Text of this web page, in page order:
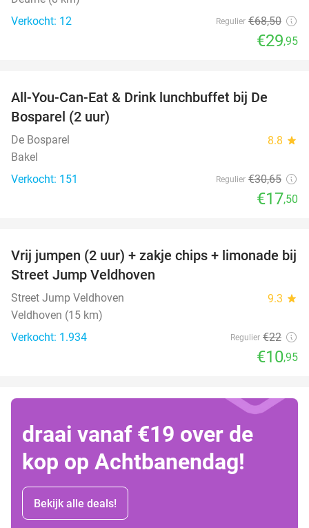
Verkocht: 12
Regulier €68,50
€29,95
43%
All-You-Can-Eat & Drink lunchbuffet bij De
Bosparel (2 uur)
De Bosparel 8.8 star
Bakel
Verkocht: 151
Regulier €30,65
€17,50
50%
Vrij jumpen (2 uur) + zakje chips + limonade bij
Street Jump Veldhoven
Street Jump Veldhoven 9.3 star
Veldhoven (15 km)
Verkocht: 1.934
Regulier €22
€10,95
draai vanaf €19 over de
kop op Achtbanendag!
Bekijk alle deals!